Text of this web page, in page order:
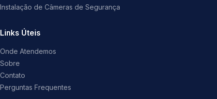
Instalação de Câmeras de Segurança
Links Úteis
Onde Atendemos
Sobre
Contato
Perguntas Frequentes